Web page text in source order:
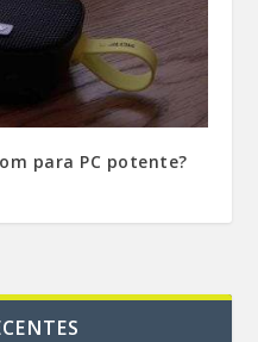
para PC potente?